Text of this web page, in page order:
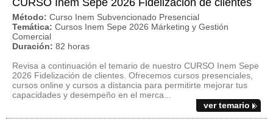
CURSO Inem Sepe 2026 Fidelización de clientes
Método: Curso Inem Subvencionado Presencial
Temática: Cursos Inem Sepe 2026 Márketing y Gestión
Comercial
Duración: 82 horas
Revisa a continuación el temario de nuestro CURSO Inem Sepe
2026 Fidelización de clientes. Ofrecemos cursos presenciales,
cursos online y cursos a distancia para permitirte mejorar tus
capacidades y desempeño en el merca...
ver temario